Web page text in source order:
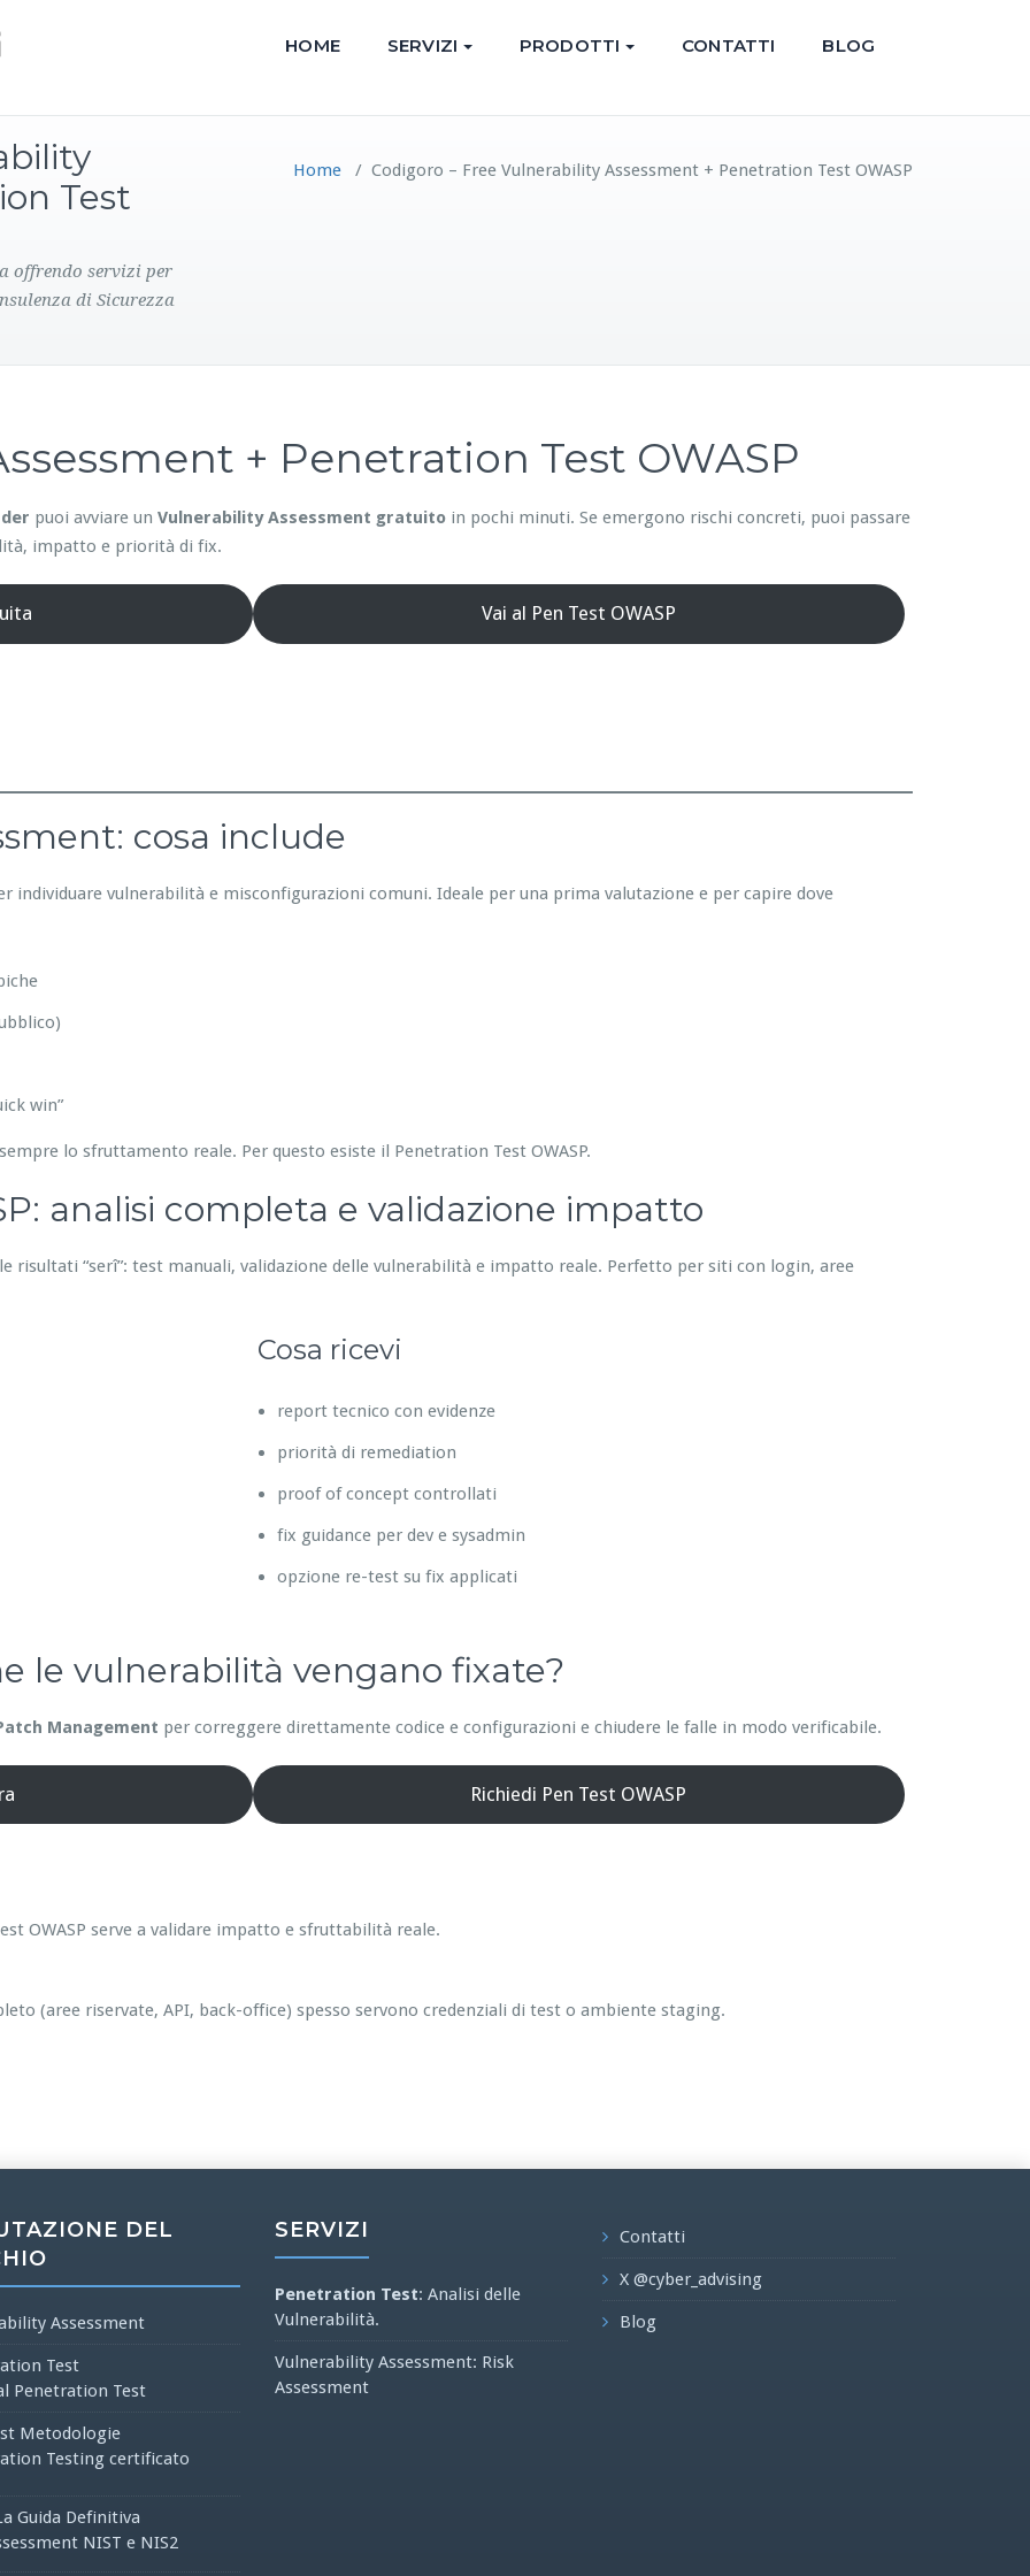
HOME SERVIZI PRODOTTI CONTATTI BLOG
Test
offrendo servizi per
di Sicurezza
Home / Codigoro – Free Vulnerability Assessment + Penetration Test OWASP
+ Penetration Test OWASP
puoi avviare un Vulnerability Assessment gratuito in pochi minuti. Se emergono rischi concreti, puoi passare
impatto e priorità di fix.
Vai al Pen Test OWASP
cosa include
individuare vulnerabilità e misconfigurazioni comuni. Ideale per una prima valutazione e per capire dove
win”
lo sfruttamento reale. Per questo esiste il Penetration Test OWASP.
analisi completa e validazione impatto
risultati “serî”: test manuali, validazione delle vulnerabilità e impatto reale. Perfetto per siti con login, aree
Cosa ricevi
report tecnico con evidenze
priorità di remediation
proof of concept controllati
fix guidance per dev e sysadmin
opzione re-test su fix applicati
le vulnerabilità vengano fixate?
Management per correggere direttamente codice e configurazioni e chiudere le falle in modo verificabile.
Richiedi Pen Test OWASP
OWASP serve a validare impatto e sfruttabilità reale.
(aree riservate, API, back-office) spesso servono credenziali di test o ambiente staging.
DEL
Assessment
Test
Penetration Test
Metodologie
Testing certificato
Guida Definitiva
NIST e NIS2
SERVIZI
Penetration Test: Analisi delle
Vulnerabilità.
Vulnerability Assessment: Risk
Assessment
Contatti
X @cyber_advising
Blog